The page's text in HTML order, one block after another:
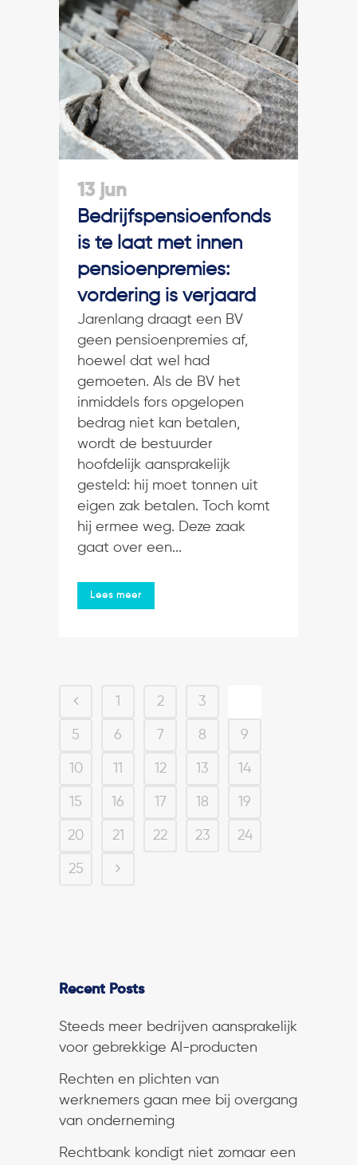
13 jun
Bedrijfspensioenfonds
is te laat met innen
pensioenpremies:
vordering is verjaard
Jarenlang draagt een BV
geen pensioenpremies af,
hoewel dat wel had
gemoeten. Als de BV het
inmiddels fors opgelopen
bedrag niet kan betalen,
wordt de bestuurder
hoofdelijk aansprakelijk
gesteld: hij moet tonnen uit
eigen zak betalen. Toch komt
hij ermee weg. Deze zaak
gaat over een...
Lees meer
2 3
5 6 7 8 9
10 12 13 14
15 16 17 18 19
20 21 22 23 24
25
Recent Posts
Steeds meer bedrijven aansprakelijk
voor gebrekkige AI-producten
Rechten en plichten van
werknemers gaan mee bij overgang
van onderneming
Rechtbank kondigt niet zomaar een